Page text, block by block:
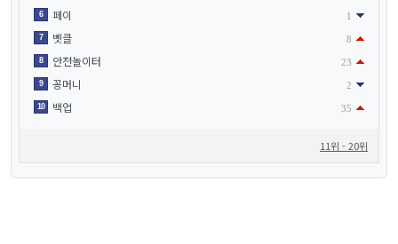
6 페이 1
7 벳클 8
8 안전놀이터 23
9 꽁머니 2
10 백업 35
11위 - 20위